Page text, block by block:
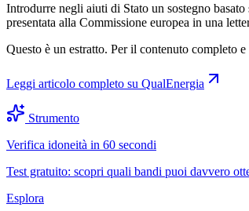
Introdurre negli aiuti di Stato un sostegno
presentata alla Commissione europea in una
Questo è un estratto. Per il contenuto completo
Leggi articolo completo su QualEnergia
Strumento
Verifica idoneità in 60 secondi
Test gratuito: scopri quali bandi puoi davvero
Esplora